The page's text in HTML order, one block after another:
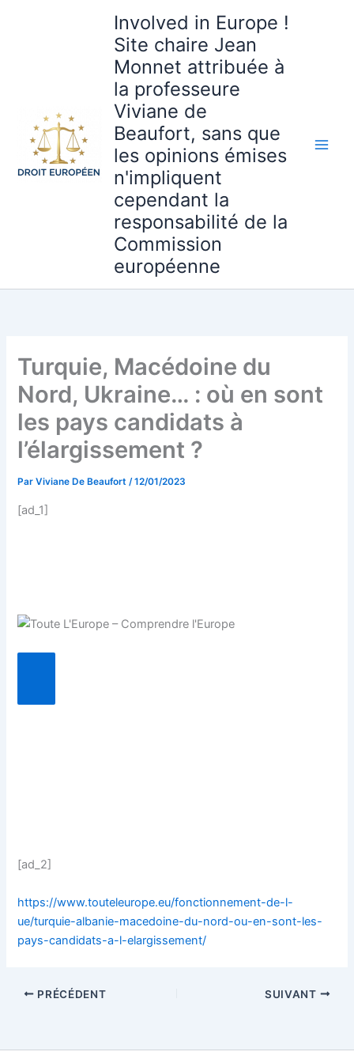
Involved in Europe !
Site chaire Jean
Monnet attribuée à
la professeure
Viviane de
Beaufort, sans que
les opinions émises
n'impliquent
cependant la
responsabilité de la
Commission
européenne
Turquie, Macédoine du
Nord, Ukraine… : où en sont
les pays candidats à
l’élargissement ?
ParViviane De Beaufort/12/01/2023
[ad_1]
[ad_2]
https://www.touteleurope.eu/fonctionnement-de-l-
ue/turquie-albanie-macedoine-du-nord-ou-en-sont-les-
pays-candidats-a-l-elargissement/
PRÉCÉDENT SUIVANT